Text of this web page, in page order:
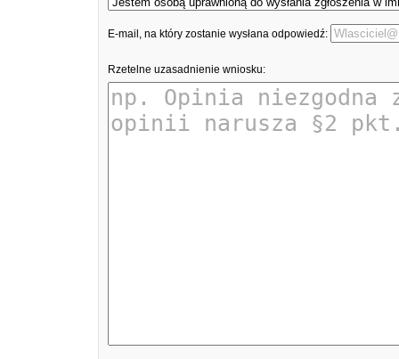
E-mail, na który zostanie wysłana odpowiedź:
Rzetelne uzasadnienie wniosku: